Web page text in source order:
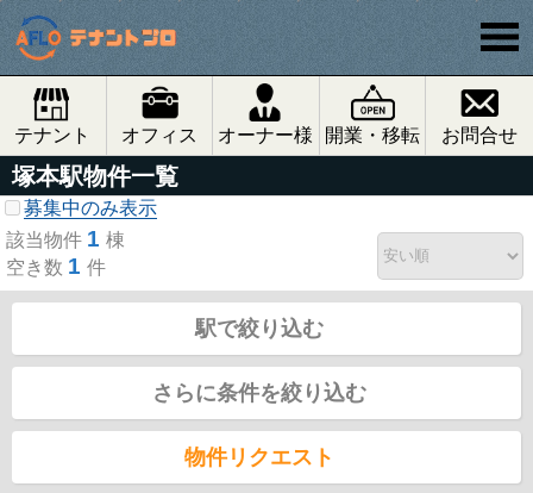
テナント オフィス オーナー様 開業・移転 お問合せ
塚本駅物件一覧
募集中のみ表示
該当物件 1 棟
空き数 1 件
駅で絞り込む
さらに条件を絞り込む
物件リクエスト